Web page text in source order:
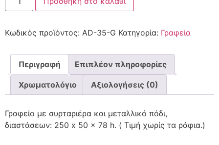
Κωδικός προϊόντος: AD-35-G Κατηγορία: Γραφεία
Περιγραφή Επιπλέον πληροφορίες
Χρωματολόγιο Αξιολογήσεις (0)
Γραφείο με συρταριέρα και μεταλλικό πόδι,
διαστάσεων: 250 x 50 x 78 h. ( Τιμή χωρίς τα ράφια.)